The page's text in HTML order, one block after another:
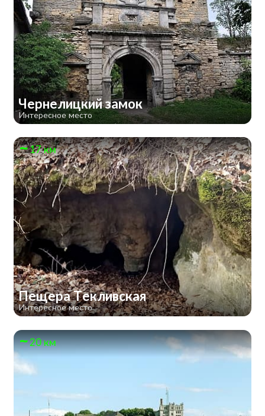
Чернелицкий замок
Интересное место
17 км
Пещера Текливская
Интересное место
20 км